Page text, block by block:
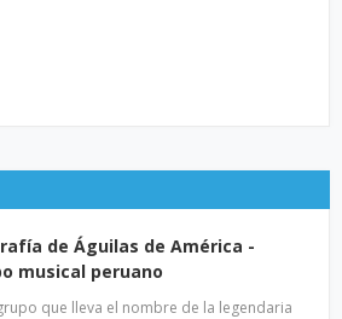
de Águilas de América -
musical peruano
que lleva el nombre de la legendaria